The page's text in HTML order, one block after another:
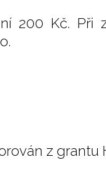
200 Kč. Při
z grantu